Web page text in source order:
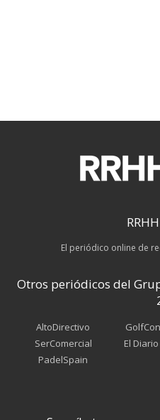
El periódico online de
Otros periódicos del
AltoDirectivo
SerComercial
PadelSpain
El